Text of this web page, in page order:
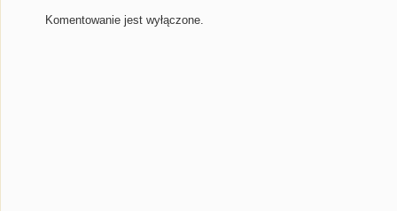
Komentowanie jest wyłączone.